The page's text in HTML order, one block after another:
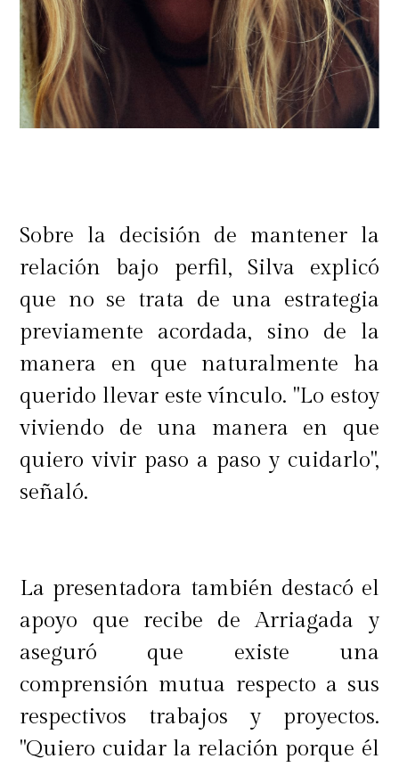
Sobre la decisión de mantener la
relación bajo perfil, Silva explicó
que no se trata de una estrategia
previamente acordada, sino de la
manera en que naturalmente ha
querido llevar este vínculo. "Lo estoy
viviendo de una manera en que
quiero vivir paso a paso y cuidarlo",
señaló.
La presentadora también destacó el
apoyo que recibe de Arriagada y
aseguró que existe una
comprensión mutua respecto a sus
respectivos trabajos y proyectos.
"Quiero cuidar la relación porque él